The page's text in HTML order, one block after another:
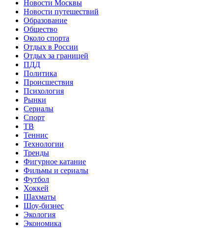
Новости Москвы
Новости путешествий
Образование
Общество
Около спорта
Отдых в России
Отдых за границей
ПДД
Политика
Происшествия
Психология
Рынки
Сериалы
Спорт
ТВ
Теннис
Технологии
Тренды
Фигурное катание
Фильмы и сериалы
Футбол
Хоккей
Шахматы
Шоу-бизнес
Экология
Экономика